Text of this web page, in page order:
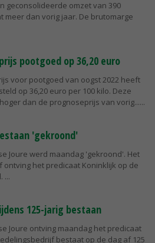
geconsolideerde omzet van 390
meer dan vorig jaar. De brutomarge
pootgoed op 36,20 euro
voor pootgoed van oogst 2022 heeft
op 36,20 euro per 100 kilo. Deze
dan de prognoseprijs van vorig...
'gekroond'
Joure werd maandag 'gekroond'. Het
het predicaat Koninklijk op de
125-jarig bestaan
Joure ontving maandag het predicaat
bestaat op de dag af 125